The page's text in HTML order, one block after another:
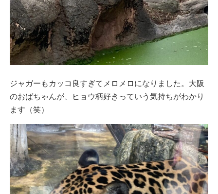
ジャガーもカッコ良すぎてメロメロになりました。大阪
のおばちゃんが、ヒョウ柄好きっていう気持ちがわかり
ます（笑）